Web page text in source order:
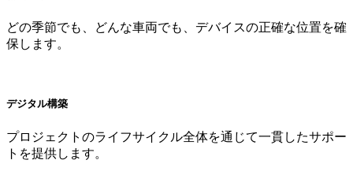
どの季節でも、どんな車両でも、デバイスの正確な位置を確
保します。
デジタル構築
プロジェクトのライフサイクル全体を通じて一貫したサポー
トを提供します。